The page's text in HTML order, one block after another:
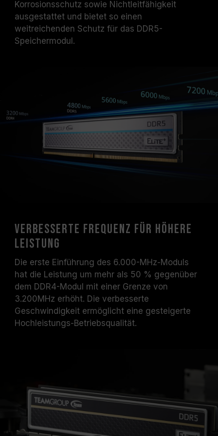
Standardeinstellungen zurück.
Die angegebene Frequenz des
Speichermoduls ist die maximal erreichbare
Frequenz. Sie wird jedoch nicht von allen
EXPO) unterstützen; andernfalls erreicht der
Speicher eventuell nicht die angegebene
Übertaktungsfrequenz.
TEAMGROUP-Speichermodule werden unter
normalen Spannungsbedingungen getestet.
Bei Problemen mit dem Prozessor oder dem
Motherboard wenden Sie sich bitte an den
Korrosionsschutz sowie Nichtleitfähigkeit
ausgestattet und bietet so einen
weitreichenden Schutz für das DDR5-
Speichermodul.
Verbesserte Frequenz für höhere
Leistung
Die erste Einführung des 6.000-MHz-Moduls
hat die Leistung um mehr als 50 % gegenüber
dem DDR4-Modul mit einer Grenze von
3.200MHz erhöht. Die verbesserte
Geschwindigkeit ermöglicht eine gesteigerte
Hochleistungs-Betriebsqualität.